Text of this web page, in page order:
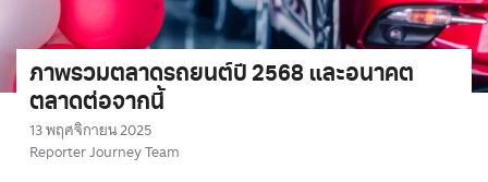
ภาพรวมตลาดรถยนต์ปี 2568 และอนาคต
ตลาดต่อจากนี้
13 พฤศจิกายน 2025
Reporter Journey Team